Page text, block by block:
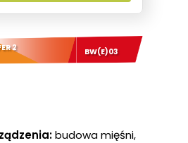
2
BW(E)03
budowa mięśni,